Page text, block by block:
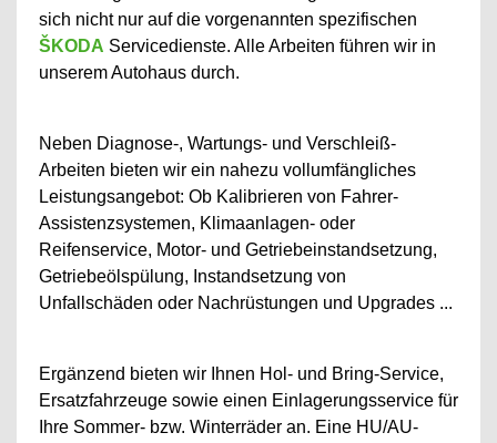
sich nicht nur auf die vorgenannten spezifischen
ŠKODA Servicedienste. Alle Arbeiten führen wir in
unserem Autohaus durch.
Neben Diagnose-, Wartungs- und Verschleiß-
Arbeiten bieten wir ein nahezu vollumfängliches
Leistungsangebot: Ob Kalibrieren von Fahrer-
Assistenzsystemen, Klimaanlagen- oder
Reifenservice, Motor- und Getriebeinstandsetzung,
Getriebeölspülung, Instandsetzung von
Unfallschäden oder Nachrüstungen und Upgrades ...
Ergänzend bieten wir Ihnen Hol- und Bring-Service,
Ersatzfahrzeuge sowie einen Einlagerungsservice für
Ihre Sommer- bzw. Winterräder an. Eine HU/AU-